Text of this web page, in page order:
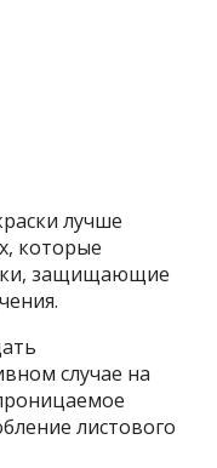
лучше
которые
защищающие
случае на
листового